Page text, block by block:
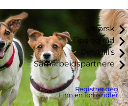
Utforsk
Tips og råd
Om Hill's
Samarbeidspartnere
Registrer deg
Finn en forhandler